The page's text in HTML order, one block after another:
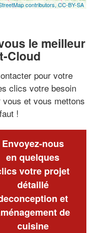
contributors, CC-BY-SA
le meilleur
Cloud
pour votre
clics votre besoin
et vous mettons
!
Envoyez-nous
en quelques
votre projet
détaillé
et
de
cuisine